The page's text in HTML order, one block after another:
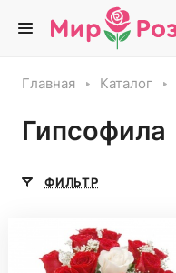
Главная Каталог
Гипсофила
ФИЛЬТР